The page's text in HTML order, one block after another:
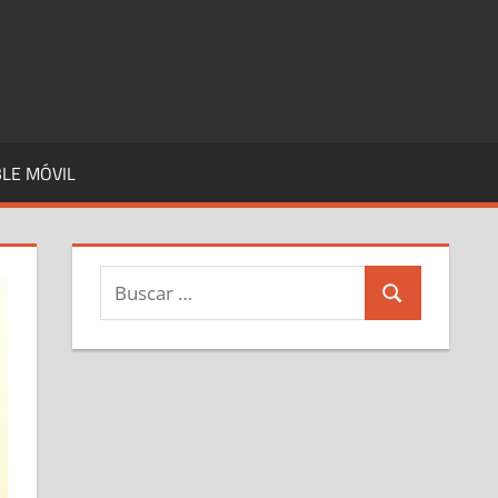
MÓVIL
Buscar:
Buscar